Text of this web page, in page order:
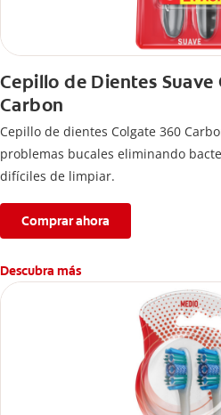
Cepillo de Dientes Suave
Carbon
Cepillo de dientes Colgate 360
problemas bucales eliminando
difíciles de limpiar.
Comprar ahora
Descubra más